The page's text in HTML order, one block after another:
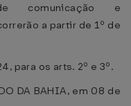
comunicação e
a partir de 1º de
para os arts. 2º e 3º.
DA BAHIA, em 08 de